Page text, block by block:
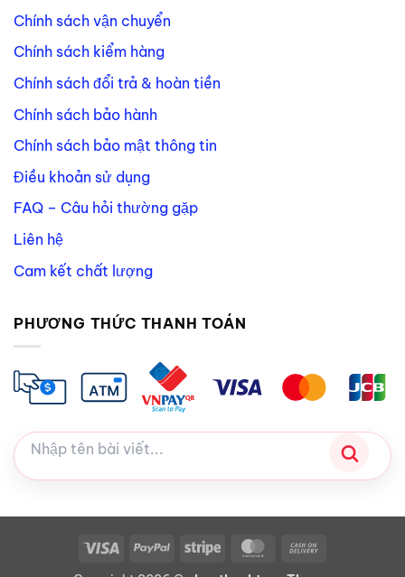
Chính sách vận chuyển
Chính sách kiểm hàng
Chính sách đổi trả & hoàn tiền
Chính sách bảo hành
Chính sách bảo mật thông tin
Điều khoản sử dụng
FAQ – Câu hỏi thường gặp
Liên hệ
Cam kết chất lượng
PHƯƠNG THỨC THANH TOÁN
Visa PayPal Stripe MasterCard